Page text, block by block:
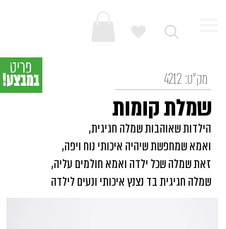
הילדות שאוהבות שמלה חגיגית,
ואמא שמחפשת שיהיה איכותי נוח ויפה,
זאת שמלה שכל ילדה ואמא חולמים עליה,
שמלה חגיגית בד נצנץ איכותי ונעים לילדה
שמלת קומות
מק"ט: 4212